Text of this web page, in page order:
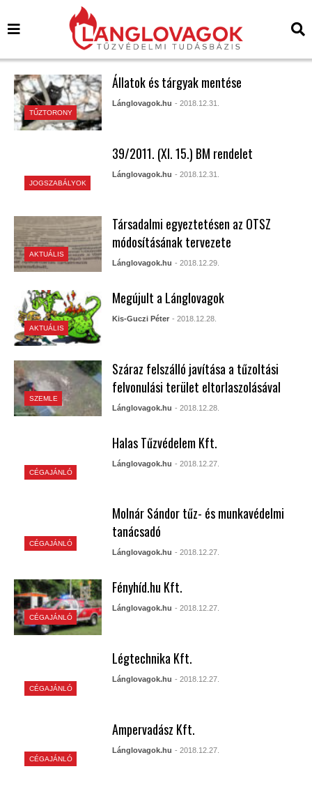
TŰZTORONY
Állatok és tárgyak mentése
Lánglovagok.hu - 2018.12.31.
JOGSZABÁLYOK
39/2011. (XI. 15.) BM rendelet
Lánglovagok.hu - 2018.12.31.
AKTUÁLIS
Társadalmi egyeztetésen az OTSZ
módosításának tervezete
Lánglovagok.hu - 2018.12.29.
AKTUÁLIS
Megújult a Lánglovagok
Kis-Guczi Péter - 2018.12.28.
SZEMLE
Száraz felszálló javítása a tűzoltási
felvonulási terület eltorlaszolásával
Lánglovagok.hu - 2018.12.28.
CÉGAJÁNLÓ
Halas Tűzvédelem Kft.
Lánglovagok.hu - 2018.12.27.
CÉGAJÁNLÓ
Molnár Sándor tűz- és munkavédelmi
tanácsadó
Lánglovagok.hu - 2018.12.27.
CÉGAJÁNLÓ
Fényhíd.hu Kft.
Lánglovagok.hu - 2018.12.27.
CÉGAJÁNLÓ
Légtechnika Kft.
Lánglovagok.hu - 2018.12.27.
CÉGAJÁNLÓ
Ampervadász Kft.
Lánglovagok.hu - 2018.12.27.